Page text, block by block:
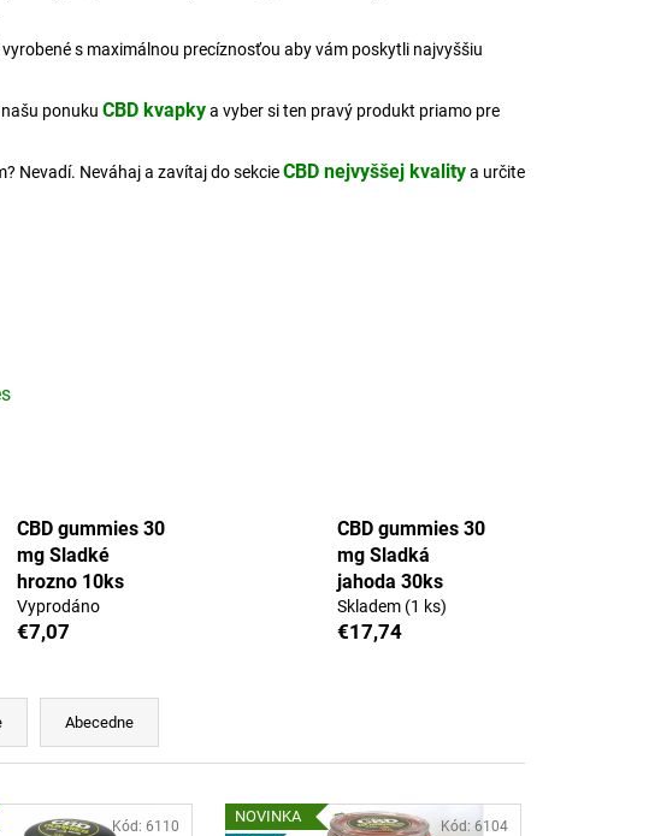
vyrobené s maximálnou precíznosťou aby vám poskytli najvyššiu
ponuku CBD kvapkya vyber si ten pravý produkt priamo pre
Nevadí. Neváhaj a zavítaj do sekcieCBD nejvyššej kvalitya určite
CBD gummies 30
mg Sladké
hrozno 10ks
Vyprodáno
€7,07
CBD gummies 30
mg Sladká
jahoda 30ks
Skladem (1 ks)
€17,74
Abecedne
Kód: 6110
NOVINKA
Kód: 6104